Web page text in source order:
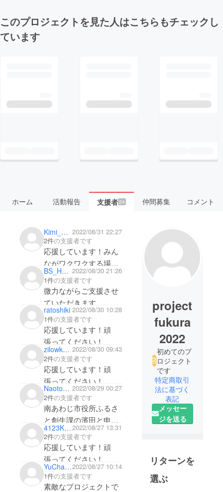
このプロジェクトを見た人はこちらもチェックし
ています
ホーム 活動報告 支援者24 仲間募集 コメント
Kimi_Shun 2022/08/31 22:27
2件の支援者です
応援しています！みん
ながワクワクする場所
をたくさん作ってくだ
さい！
BS_HARU 2022/08/30 21:26
1件の支援者です
微力ながらご支援させ
ていただきます。
皆さんの活動が花開き
ますように！
ratoshiki 2022/08/30 10:28
1件の支援者です
応援しています！頑
張ってください！
zilowkurume 2022/08/30 09:43
2件の支援者です
応援しています！頑
張ってください！
Naoto0918 2022/08/29 00:27
2件の支援者です
南あわじ市役所ふるさ
と創生課の濱田と申し
ます。
いつもインスタを拝見
しています。
応援しています！頑
張ってください！
4123Kouji2022/08/27 13:31
2件の支援者です
応援しています！頑
張ってください！
YuChan02202022/08/27 10:14
1件の支援者です
素敵なプロジェクトで
project
fukura
2022
初めてのプ
ロジェクト
です
特定商取引
法に基づく
表記
メッセー
ジを送る
リターンを
選ぶ